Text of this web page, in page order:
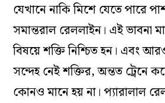
যেখানে নাকি মিশে যেতে পারে
সমান্তরাল রেললাইন। এই ভাবনা
বিষয়ে শক্তি নিশ্চিত হন। এবং
সন্দেহ নেই শক্তির, অন্তত ট্রেনে
কোন‌ও মানে হয় না। প্যারালাল